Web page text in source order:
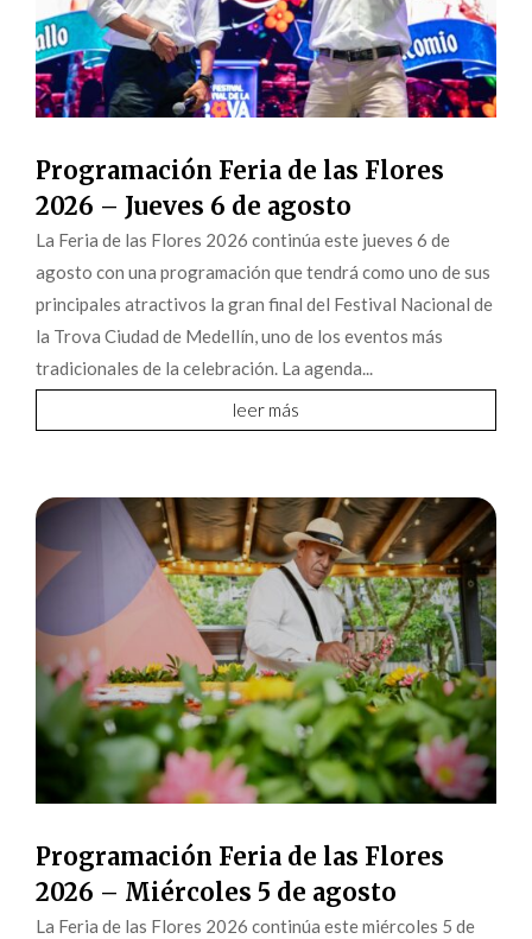
Programación Feria de las Flores
2026 – Jueves 6 de agosto
La Feria de las Flores 2026 continúa este jueves 6 de
agosto con una programación que tendrá como uno de sus
principales atractivos la gran final del Festival Nacional de
la Trova Ciudad de Medellín, uno de los eventos más
tradicionales de la celebración. La agenda...
leer más
Programación Feria de las Flores
2026 – Miércoles 5 de agosto
La Feria de las Flores 2026 continúa este miércoles 5 de